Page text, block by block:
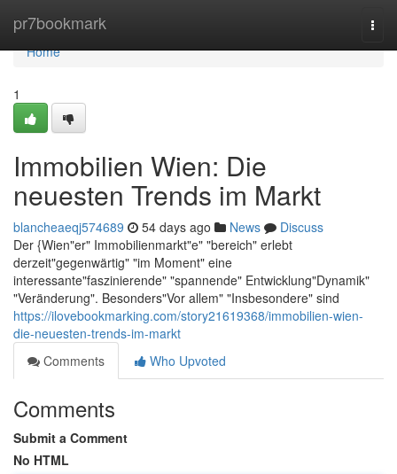
pr7bookmark
Home
Home
1
Immobilien Wien: Die
neuesten Trends im Markt
blancheaeqj574689 54 days ago News
Discuss
Der {Wien"er" Immobilienmarkt"e" "bereich" erlebt
derzeit"gegenwärtig" "im Moment" eine
interessante"faszinierende" "spannende" Entwicklung"Dynamik"
"Veränderung". Besonders"Vor allem" "Insbesondere" sind
https://ilovebookmarking.com/story21619368/immobilien-wien-
die-neuesten-trends-im-markt
Comments
Who Upvoted
Comments
Submit a Comment
No HTML